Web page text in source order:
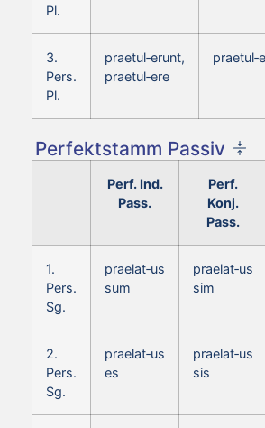
Pl.
3.
Pers.
Pl.
praetul‑erunt,
praetul‑ere
Perfektstamm Passiv
Perf. Ind.
Pass.
Perf.
Konj.
Pass.
1.
Pers.
Sg.
praelat‑us
sum
praelat‑us
sim
2.
Pers.
Sg.
praelat‑us
es
praelat‑us
sis